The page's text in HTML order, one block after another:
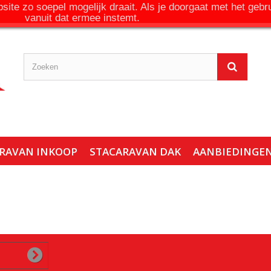
INKOOP STACARAVAN DAK
zo soepel mogelijk draait. Als je doorgaat met het
vanuit dat ermee instemt.